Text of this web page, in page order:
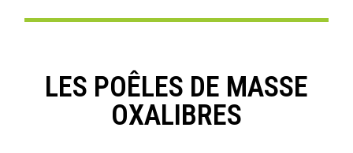
LES POÊLES DE MASSE
OXALIBRES